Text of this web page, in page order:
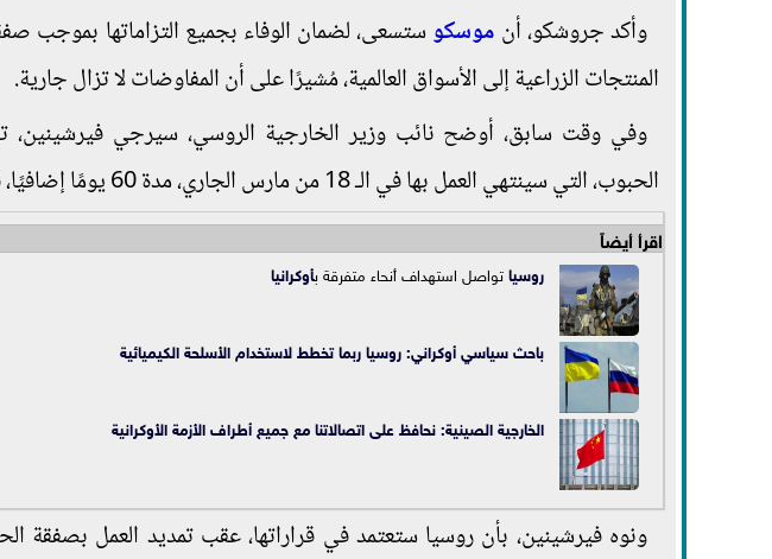
وأكد جروشكو، أن موسكوستسعى، لضمان الوفاء بجميع التزاماتها بموجب
المنتجات الزراعية إلى الأسواق العالمية، مُشيرًا على أن المفاوضات لا تزال جارية.
وفي وقت سابق، أوضح نائب وزير الخارجية الروسي، سيرجي فيرشينين،
الحبوب، التي سينتهي العمل بها في الـ 18 من مارس الجاري، مدة 60 يومًا إضافيًا، فقط.
اقرأ أيضاً
روسياتواصل استهداف أنحاء متفرقة بأوكرانيا
باحث سياسي أوكراني: روسيا ربما تخطط لاستخدام الأسلحة الكيميائية
الخارجية الصينية: نحافظ على اتصالاتنا مع جميع أطراف الأزمة الأوكرانية
ونوه فيرشينين، بأن روسيا ستعتمد في قراراتها، عقب تمديد العمل بصفقة